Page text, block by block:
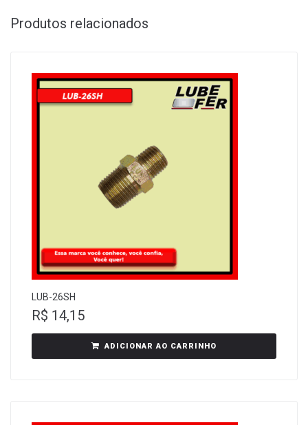
Produtos relacionados
LUB-26SH
R$ 14,15
ADICIONAR AO CARRINHO